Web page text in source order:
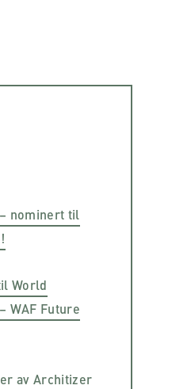
nominert til
World
WAF Future
av Architizer